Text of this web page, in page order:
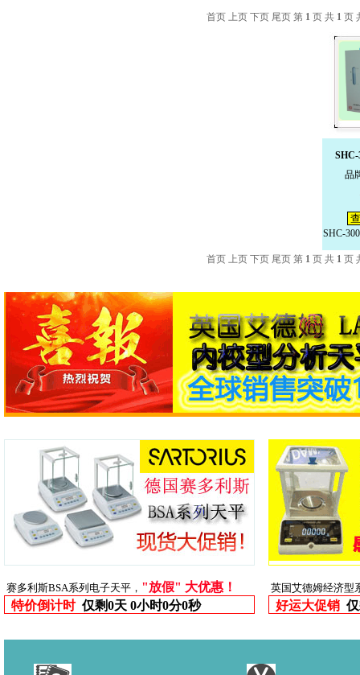
首页 上页 下页 尾页 第 1 页 共 1 页
品
SHC-
首页 上页 下页 尾页 第 1 页 共 1 页
赛多利斯BSA系列电子天平， "放假" 大优惠！
特价倒计时 仅剩0天 0小时0分0秒
英国艾德姆经济型
好运大促销